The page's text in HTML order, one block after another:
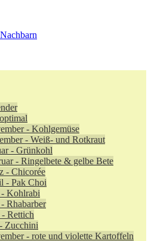
- Kohlgemüse
- Weiß- und Rotkraut
- Grünkohl
- Ringelbete & gelbe Bete
- Chicorée
- Pak Choi
Kohlrabi
Rhabarber
Rettich
Zucchini
- rote und violette Kartoffeln